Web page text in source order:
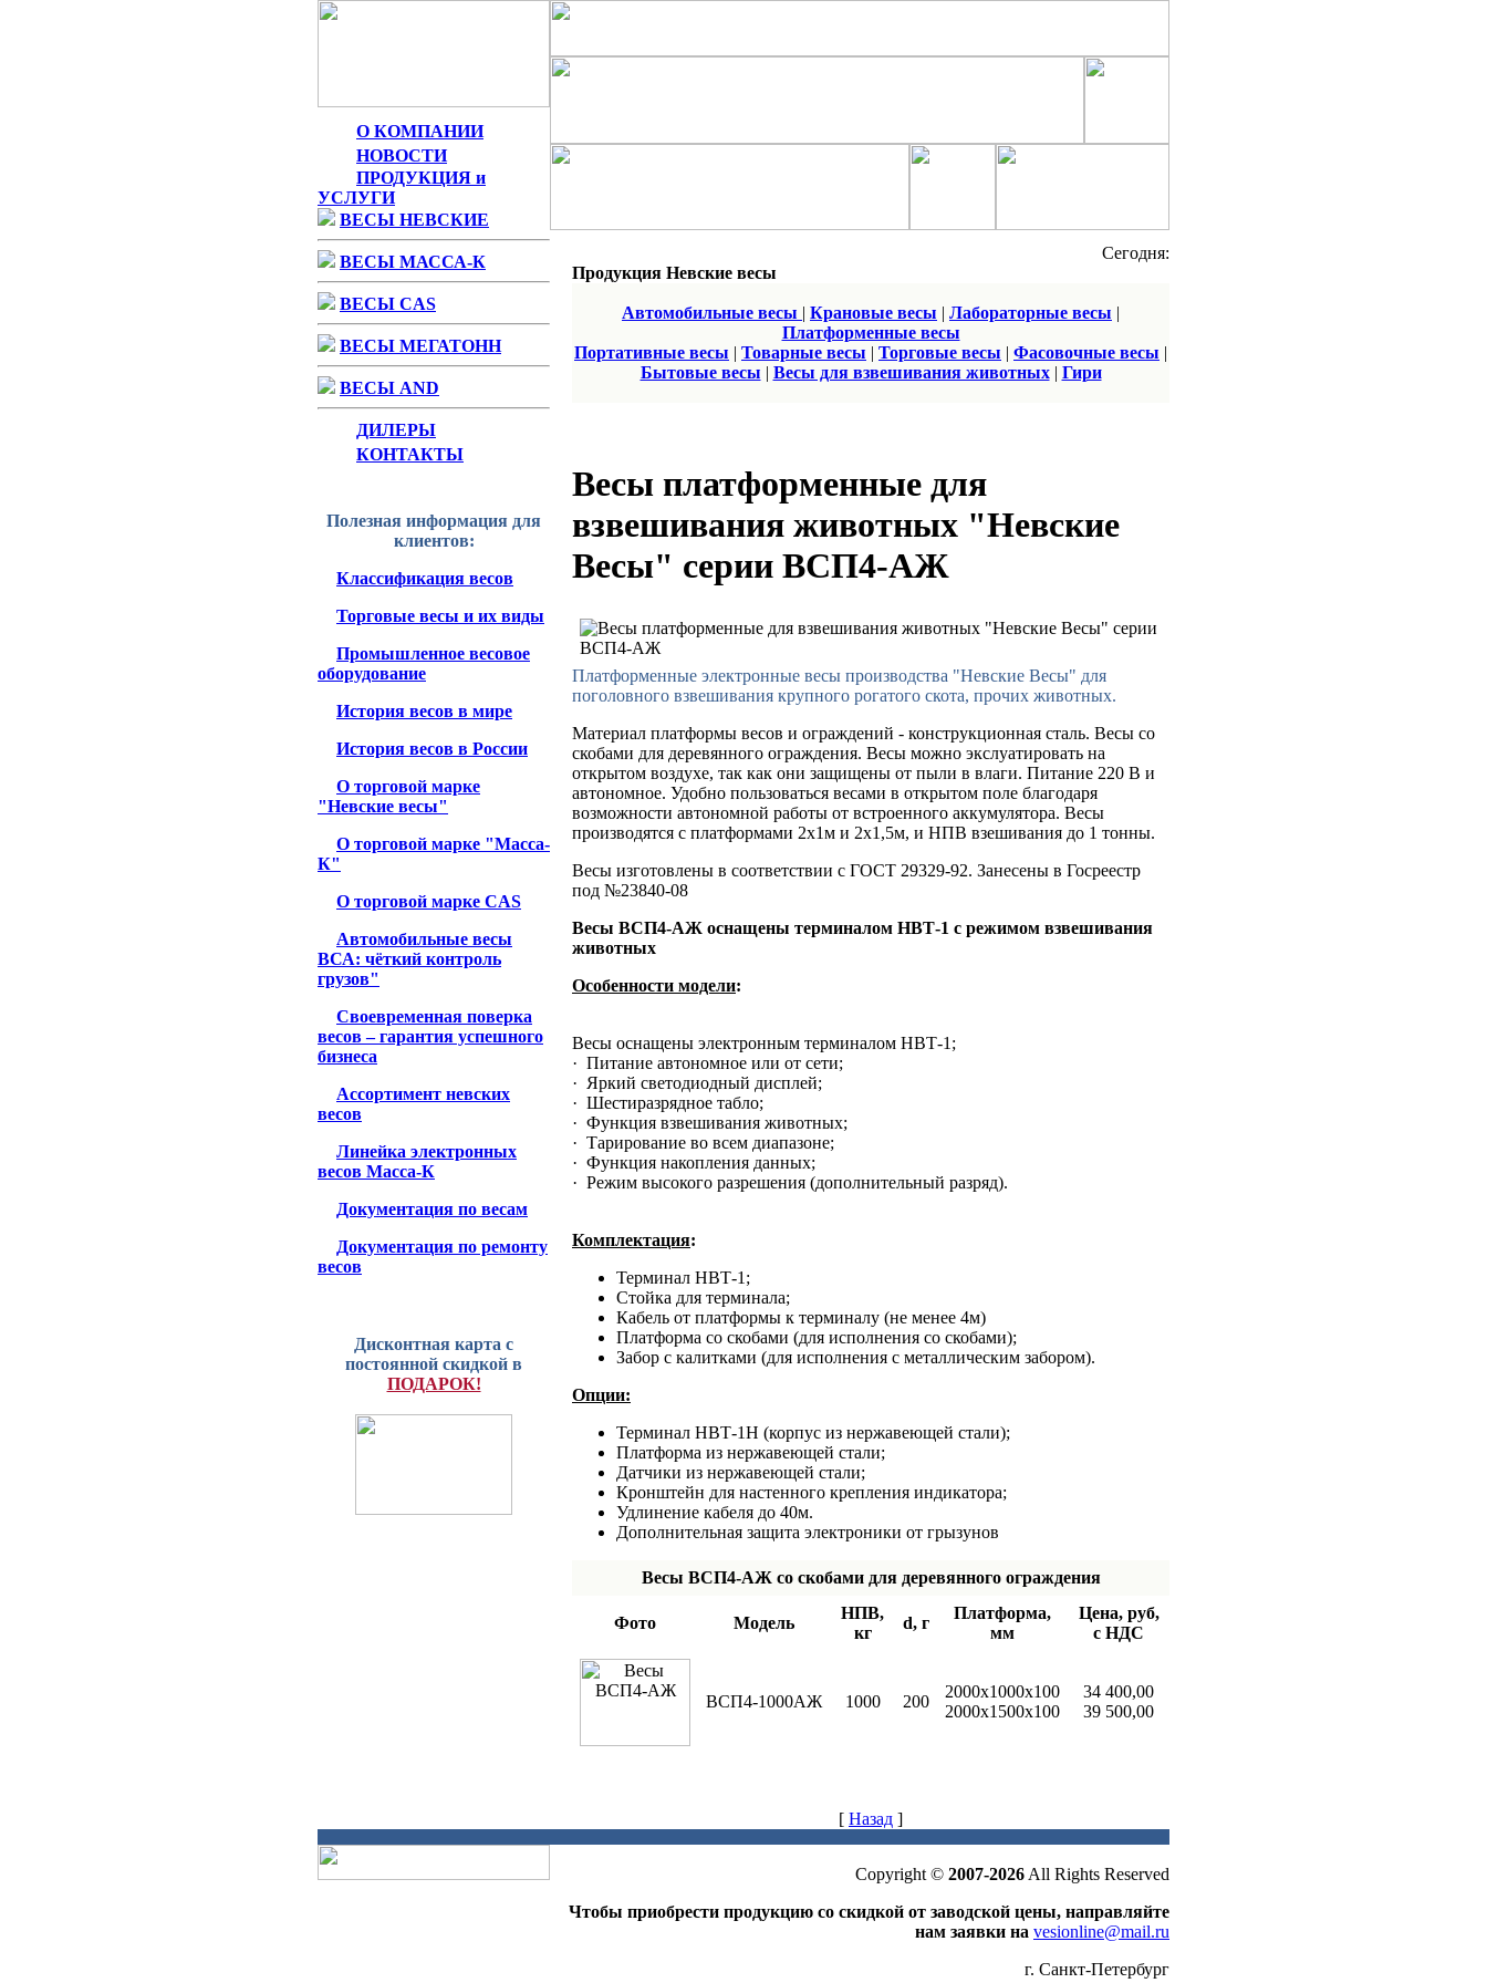
О КОМПАНИИ
НОВОСТИ
ПРОДУКЦИЯ и
УСЛУГИ
ВЕСЫ НЕВСКИЕ
ВЕСЫ МАССА-К
ВЕСЫ CAS
ВЕСЫ МЕГАТОНН
ВЕСЫ AND
ДИЛЕРЫ
КОНТАКТЫ
Полезная информация для
клиентов:
Классификация весов
Торговые весы и их виды
Промышленное весовое
оборудование
История весов в мире
История весов в России
О торговой марке
"Невские весы"
О торговой марке "Масса-
К"
О торговой марке CAS
Автомобильные весы
ВСА: чёткий контроль
грузов"
Своевременная поверка
весов – гарантия успешного
бизнеса
Ассортимент невских
весов
Линейка электронных
весов Масса-К
Документация по весам
Документация по ремонту
весов
Дисконтная карта с
постоянной скидкой в
ПОДАРОК!
Cегодня:
Продукция Невские весы
Автомобильные весы | Крановые весы | Лабораторные весы |
Платформенные весы
Портативные весы | Товарные весы | Торговые весы | Фасовочные весы |
Бытовые весы | Весы для взвешивания животных| Гири
Весы платформенные для
взвешивания животных "Невские
Весы" серии ВСП4-АЖ
Платформенные электронные весы производства "Невские Весы" для
поголовного взвешивания крупного рогатого скота, прочих животных.
Материал платформы весов и ограждений - конструкционная сталь. Весы со
скобами для деревянного ограждения. Весы можно экслуатировать на
открытом воздухе, так как они защищены от пыли в влаги. Питание 220 В и
автономное. Удобно пользоваться весами в открытом поле благодаря
возможности автономной работы от встроенного аккумулятора. Весы
производятся с платформами 2х1м и 2х1,5м, и НПВ взешивания до 1 тонны.
Весы изготовлены в соответствии с ГОСТ 29329-92. Занесены в Госреестр
под №23840-08
Весы ВСП4-АЖ оснащены терминалом НВТ-1 с режимом взвешивания
животных
Особенности модели:
Весы оснащены электронным терминалом НВТ-1;
· Питание автономное или от сети;
· Яркий светодиодный дисплей;
· Шестиразрядное табло;
· Функция взвешивания животных;
· Тарирование во всем диапазоне;
· Функция накопления данных;
· Режим высокого разрешения (дополнительный разряд).
Комплектация:
Терминал НВТ-1;
Стойка для терминала;
Кабель от платформы к терминалу (не менее 4м)
Платформа со скобами (для исполнения со скобами);
Забор с калитками (для исполнения с металлическим забором).
Опции:
Терминал НВТ-1Н (корпус из нержавеющей стали);
Платформа из нержавеющей стали;
Датчики из нержавеющей стали;
Кронштейн для настенного крепления индикатора;
Удлинение кабеля до 40м.
Дополнительная защита электроники от грызунов
Весы ВСП4-АЖ со скобами для деревянного ограждения
Фото Модель
НПВ,
кг
d, г
Платформа,
мм
Цена, руб,
с НДС
ВСП4-1000АЖ 1000 200
2000х1000х100
2000х1500х100
34 400,00
39 500,00
[ Назад ]
Copyright © 2007-2026 All Rights Reserved
Чтобы приобрести продукцию со скидкой от заводской цены, направляйте
нам заявки на vesionline@mail.ru
г. Санкт-Петербург